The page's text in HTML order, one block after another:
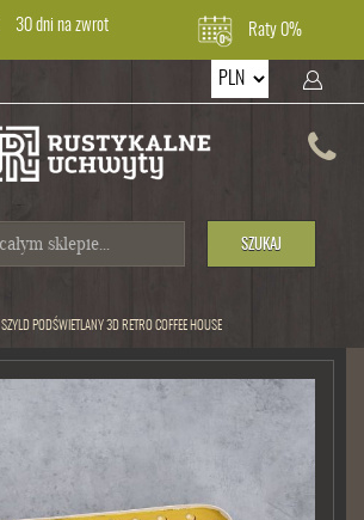
30 dni na zwrot Raty 0%
SZUKAJ
SZYLD PODŚWIETLANY 3D RETRO COFFEE HOUSE